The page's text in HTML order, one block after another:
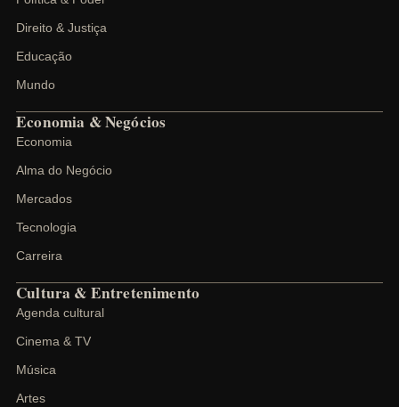
Direito & Justiça
Educação
Mundo
Economia & Negócios
Economia
Alma do Negócio
Mercados
Tecnologia
Carreira
Cultura & Entretenimento
Agenda cultural
Cinema & TV
Música
Artes